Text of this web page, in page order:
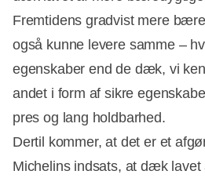
Fremtidens gradvist mere
også kunne levere samme –
egenskaber end de dæk, vi
andet i form af sikre
pres og lang holdbarhed.
Dertil kommer, at det er et
Michelins indsats, at dæk